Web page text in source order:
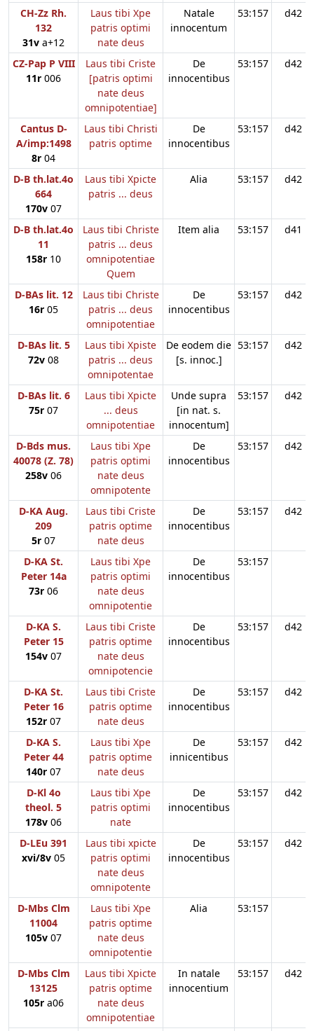
CH-Zz Rh.
132
31v a+12
Laus tibi Xpe
patris optimi
nate deus
Natale
innocentum
53:157 d42
CZ-Pap P VIII
11r 006
Laus tibi Criste
[patris optimi
nate deus
omnipotentiae]
De
innocentibus
53:157 d42
Cantus D-
A/imp:1498
8r 04
Laus tibi Christi
patris optime
De
innocentibus
53:157 d42
D-B th.lat.4o
664
170v 07
Laus tibi Xpicte
patris ... deus
Alia 53:157 d42
D-B th.lat.4o
11
158r 10
Laus tibi Christe
patris ... deus
omnipotentiae
Quem
Item alia 53:157 d41
D-BAs lit. 12
16r 05
Laus tibi Christe
patris ... deus
omnipotentiae
De
innocentibus
53:157 d42
D-BAs lit. 5
72v 08
Laus tibi Xpiste
patris ... deus
omnipotentae
De eodem die
[s. innoc.]
53:157 d42
D-BAs lit. 6
75r 07
Laus tibi Xpicte
... deus
omnipotentiae
Unde supra
[in nat. s.
innocentum]
53:157 d42
D-Bds mus.
40078 (Z. 78)
258v 06
Laus tibi Xpe
patris optimi
nate deus
omnipotente
De
innocentibus
53:157 d42
D-KA Aug.
209
5r 07
Laus tibi Criste
patris optime
nate deus
De
innocentibus
53:157 d42
D-KA St.
Peter 14a
73r 06
Laus tibi Xpe
patris optimi
nate deus
omnipotentie
De
innocentibus
53:157
D-KA S.
Peter 15
154v 07
Laus tibi Criste
patris optime
nate deus
omnipotencie
De
innocentibus
53:157 d42
D-KA St.
Peter 16
152r 07
Laus tibi Criste
patris optime
nate deus
De
innocentibus
53:157 d42
D-KA S.
Peter 44
140r 07
Laus tibi Xpe
patris optime
nate deus
De
innicentibus
53:157 d42
D-Kl 4o
theol. 5
178v 06
Laus tibi Xpe
patris optimi
nate
De
innocentibus
53:157 d42
D-LEu 391
xvi/8v 05
Laus tibi xpicte
patris optimi
nate deus
omnipotente
De
innocentibus
53:157 d42
D-Mbs Clm
11004
105v 07
Laus tibi Xpe
patris optime
nate deus
omnipotentie
Alia 53:157
D-Mbs Clm
13125
105r a06
Laus tibi Xpicte
patris optime
nate deus
omnipotentiae
In natale
innocentium
53:157 d42